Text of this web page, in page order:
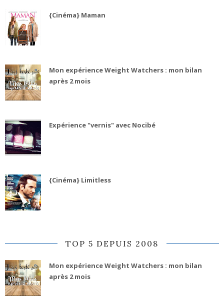
{Cinéma} Maman
Mon expérience Weight Watchers : mon bilan
après 2 mois
Expérience "vernis" avec Nocibé
{Cinéma} Limitless
TOP 5 DEPUIS 2008
Mon expérience Weight Watchers : mon bilan
après 2 mois